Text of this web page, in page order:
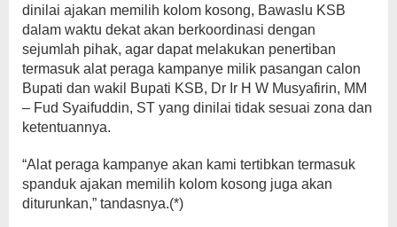
dinilai ajakan memilih kolom kosong, Bawaslu KSB
dalam waktu dekat akan berkoordinasi dengan
sejumlah pihak, agar dapat melakukan penertiban
termasuk alat peraga kampanye milik pasangan calon
Bupati dan wakil Bupati KSB, Dr Ir H W Musyafirin, MM
– Fud Syaifuddin, ST yang dinilai tidak sesuai zona dan
ketentuannya.
“Alat peraga kampanye akan kami tertibkan termasuk
spanduk ajakan memilih kolom kosong juga akan
diturunkan,” tandasnya.(*)